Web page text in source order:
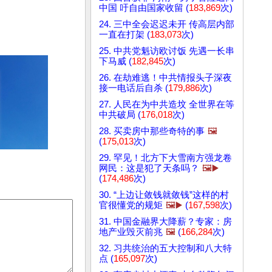
中国 吁自由国家收留 (183,869次)
24. 三中全会迟迟未开 传高层内部
一直在打架 (183,073次)
25. 中共党魁访欧讨饭 先遇一长串
下马威 (182,845次)
26. 在劫难逃！中共情报头子深夜
接一电话后自杀 (179,886次)
27. 人民在为中共造坟 全世界在等
中共破局 (176,018次)
28. 买卖房中那些奇特的事 🖼️
(175,013次)
29. 罕见！北方下大雪南方强龙卷
网民：这是犯了天条吗？ 🖼️▶️
(174,486次)
30. “上边让敛钱就敛钱”这样的村
官很懂党的规矩 🖼️▶️ (167,598次)
31. 中国金融界大降薪？专家：房
地产业毁灭前兆 🖼️ (166,284次)
32. 习共统治的五大控制和八大特
点 (165,097次)